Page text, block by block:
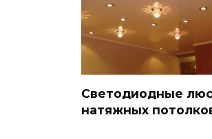
Светодиодные
натяжных